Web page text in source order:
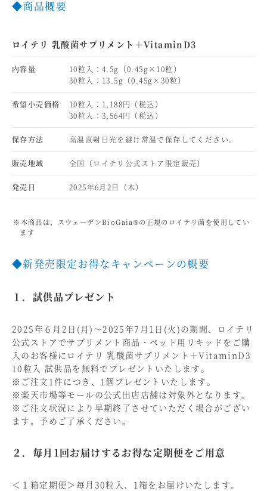
◆商品概要
ロイテリ 乳酸菌サプリメント＋VitaminD3
内容量
10粒入：4.5g（0.45g×10粒）
30粒入：13.5g（0.45g×30粒）
希望小売価格
10粒入：1,188円（税込）
30粒入：3,564円（税込）
保存方法 高温直射日光を避け常温で保存してください。
販売地域 全国（ロイテリ公式ストア限定販売）
発売日 2025年6月2日（木）
※本商品は、スウェーデンBioGaia®の正規のロイテリ菌を使用してい
ます
◆新発売限定お得なキャンペーンの概要
１．試供品プレゼント
2025年６月2日(月)～2025年7月1日(火)の期間、ロイテリ
公式ストアでサプリメント商品・ペット用リキッドをご購
入のお客様にロイテリ 乳酸菌サプリメント＋VitaminD3
10粒入 試供品を無料でプレゼントいたします。
※ご注文1件につき、1個プレゼントいたします。
※楽天市場等モールの公式出店店舗は対象外となります。
※ご注文状況により早期終了させていただく場合がござい
ます。予めご了承ください。
２．毎月1回お届けするお得な定期便をご用意
＜１箱定期便＞毎月30粒入、1箱をお届けいたします。